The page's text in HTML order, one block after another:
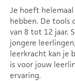
Je hoeft
hebben. De tools
van 8 tot 12 jaar.
jongere
leerkracht kan je
is voor jouw
ervaring.